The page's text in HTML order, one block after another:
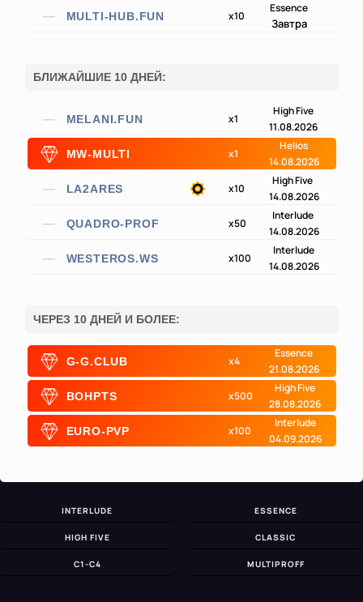
MULTI-HUB.FUN x10
Essence
Завтра
БЛИЖАЙШИЕ 10 ДНЕЙ:
MELANI.FUN x1
High Five
11.08.2026
MW-MULTI x1
Helios
14.08.2026
LA2ARES x10
High Five
14.08.2026
QUADRO-PROF x50
Interlude
14.08.2026
WESTEROS.WS x100
Interlude
14.08.2026
ЧЕРЕЗ 10 ДНЕЙ И БОЛЕЕ:
G-G.CLUB x4
Essence
21.08.2026
BOHPTS x500
High Five
28.08.2026
EURO-PVP x100
Interlude
04.09.2026
INTERLUDE ESSENCE
HIGH FIVE CLASSIC
C1-C4 MULTIPROFF